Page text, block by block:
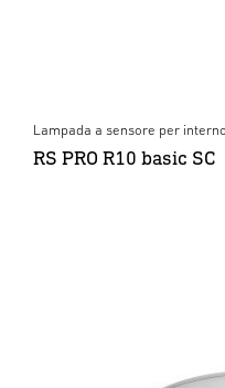
Lampada a sensore per
RS PRO R10 basic SC